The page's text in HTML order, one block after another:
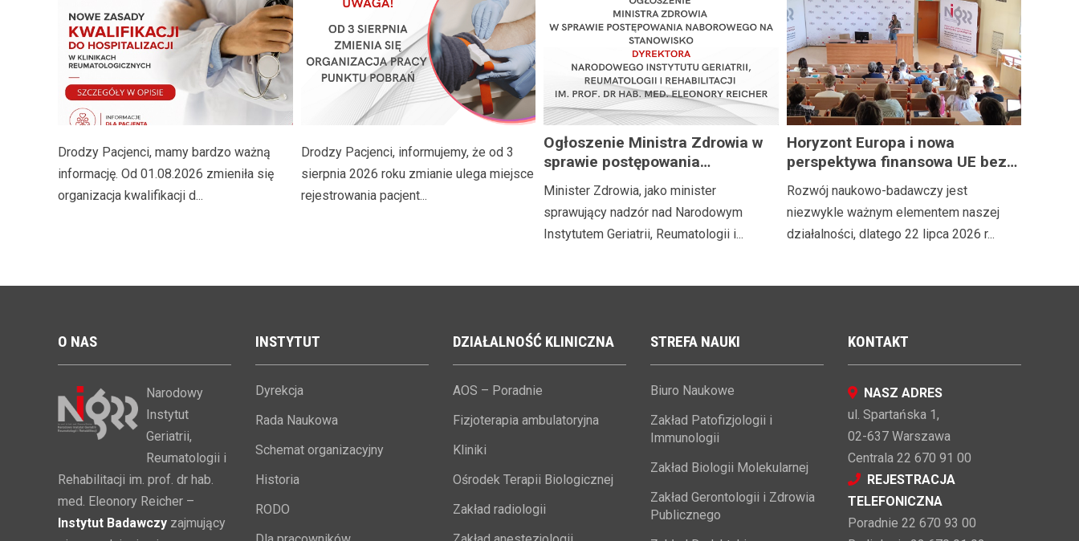
Drodzy Pacjenci, mamy bardzo ważną
informację. Od 01.08.2026 zmieniła się
organizacja kwalifikacji d...
Drodzy Pacjenci, informujemy, że od 3
sierpnia 2026 roku zmianie ulega miejsce
rejestrowania pacjent...
Ogłoszenie Ministra Zdrowia w
sprawie postępowania
naborowego na stanowisko
Dyrektora Narodowego Instytutu
Geriatrii, Reumatologii i
Rehabilitacji im. prof. dr hab.
Minister Zdrowia, jako minister
sprawujący nadzór nad Narodowym
Instytutem Geriatrii, Reumatologii i...
Horyzont Europa i nowa
perspektywa finansowa UE bez
tajemnic
Rozwój naukowo-badawczy jest
niezwykle ważnym elementem naszej
działalności, dlatego 22 lipca 2026 r...
O NAS
Narodowy
Instytut
Geriatrii,
Reumatologii i
Rehabilitacji im. prof. dr hab.
med. Eleonory Reicher –
Instytut Badawczy zajmujący
INSTYTUT
Dyrekcja
Rada Naukowa
Schemat organizacyjny
Historia
RODO
DZIAŁALNOŚĆ KLINICZNA
AOS – Poradnie
Fizjoterapia ambulatoryjna
Kliniki
Ośrodek Terapii Biologicznej
Zakład radiologii
STREFA NAUKI
Biuro Naukowe
Zakład Patofizjologii i
Immunologii
Zakład Biologii Molekularnej
Zakład Gerontologii i Zdrowia
Publicznego
KONTAKT
NASZ ADRES
ul. Spartańska 1,
02-637 Warszawa
Centrala 22 670 91 00
REJESTRACJA
TELEFONICZNA
Poradnie 22 670 93 00